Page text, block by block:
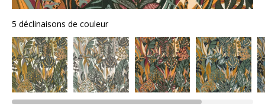
5 déclinaisons de couleur